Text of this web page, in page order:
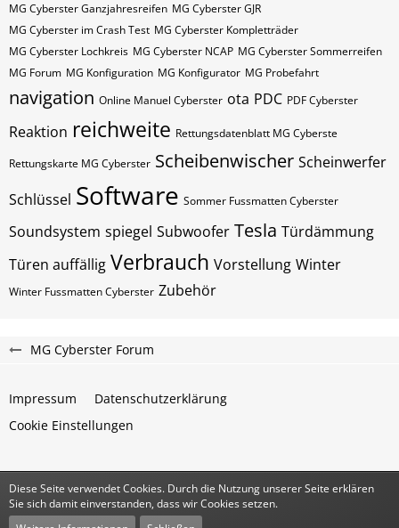
MG Cyberster Ganzjahresreifen MG Cyberster GJR
MG Cyberster im Crash Test MG Cyberster Kompletträder
MG Cyberster Lochkreis MG Cyberster NCAP MG Cyberster Sommerreifen
MG Forum MG Konfiguration MG Konfigurator MG Probefahrt
navigation Online Manuel Cyberster ota PDC PDF Cyberster
Reaktion reichweite Rettungsdatenblatt MG Cyberste
Rettungskarte MG Cyberster Scheibenwischer Scheinwerfer
Schlüssel Software Sommer Fussmatten Cyberster
Soundsystem spiegel Subwoofer Tesla Türdämmung
Türen auffällig Verbrauch Vorstellung Winter
Winter Fussmatten Cyberster Zubehör
MG Cyberster Forum
Impressum
Datenschutzerklärung
Cookie Einstellungen
Community-Software:WoltLab Suite™
Diese Seite verwendet Cookies. Durch die Nutzung unserer Seite erklären
Sie sich damit einverstanden, dass wir Cookies setzen.